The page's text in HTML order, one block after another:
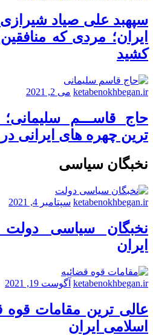
سپهبد علی صیاد
ایران؛ مردی که
کشید
ketabenokhbegan.ir می 2, 2021
حاج قاســـم
ترین چهره های ایرانی
نخبگان سیاسی
ketabenokhbegan.ir سپتامبر 4, 2021
نخبگان سیاسی
ایران
ketabenokhbegan.ir آگوست 19, 2021
عالی ترین مقامات قوه
اسلامی ایران